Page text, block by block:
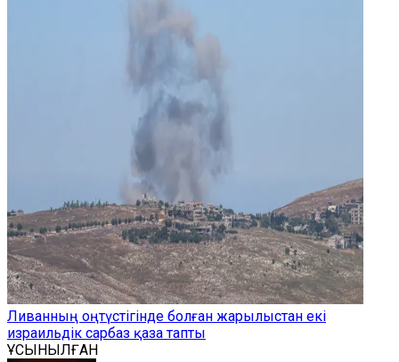
Ливанның оңтүстігінде болған жарылыстан екі
израильдік сарбаз қаза тапты
ҰСЫНЫЛҒАН